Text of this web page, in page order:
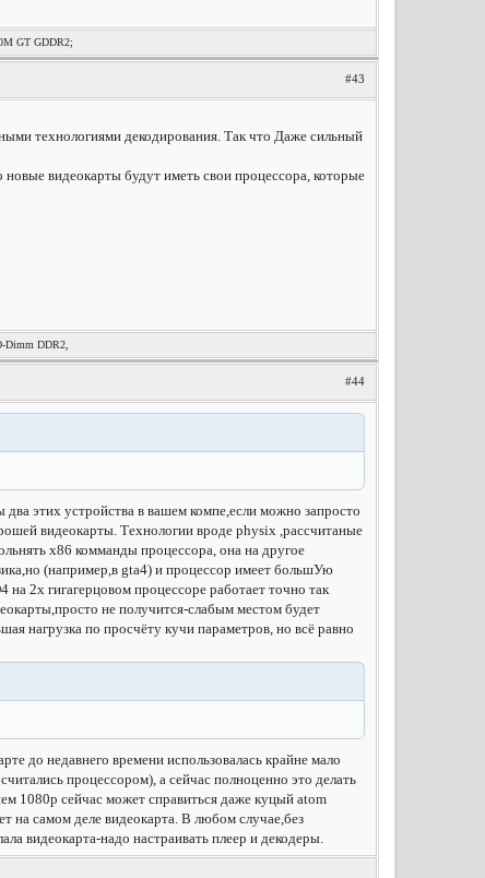
GT GDDR2;
#43
технологиями декодирования. Так что Даже сильный
видеокарты будут иметь свои процессора, которые
Dimm DDR2,
#44
этих устройства в вашем компе,если можно запросто
видеокарты. Технологии вроде physix ,рассчитаные
x86 комманды процессора, она на другое
(например,в gta4) и процессор имеет большУю
на 2х гигагерцовом процессоре работает точно так
не получится-слабым местом будет
нагрузка по просчёту кучи параметров, но всё равно
до недавнего времени использовалась крайне мало
процессором), а сейчас полноценно это делать
1080p сейчас может справиться даже куцый atom
на самом деле видеокарта. В любом случае,без
видеокарта-надо настраивать плеер и декодеры.